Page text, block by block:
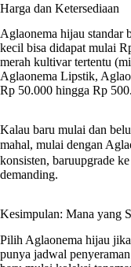
Harga dan Ketersediaan
Aglaonema hijau
kecil bisa didapat mulai
merah kultivar tertentu
Aglaonema Lipstik,
Rp 50.000 hingga Rp
Kalau baru mulai dan
mahal, mulai dengan
konsisten, baruupgrade
demanding.
Kesimpulan: Mana yang
Pilih Aglaonema hijau
punya jadwal